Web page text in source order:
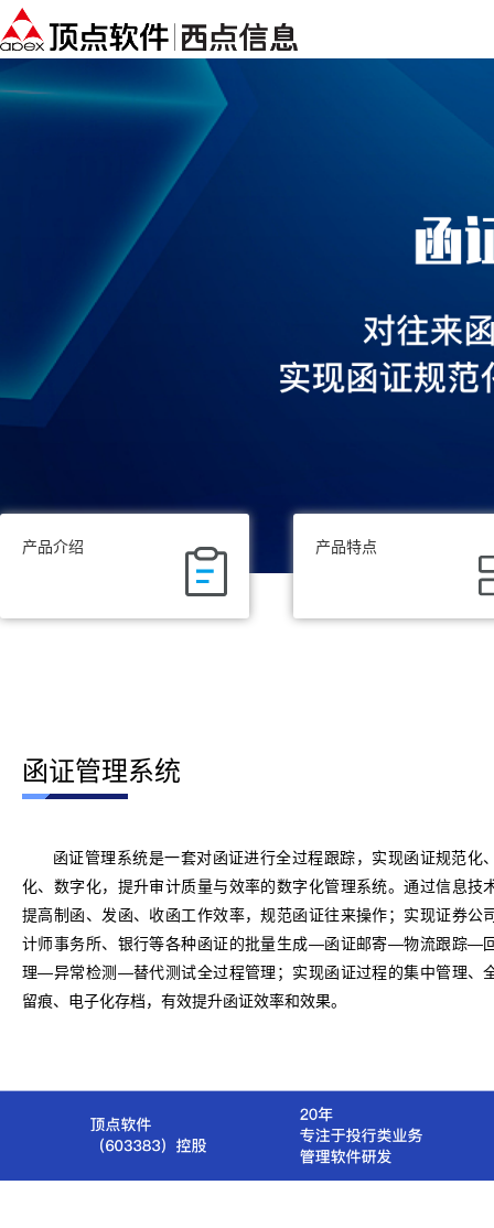
产品介绍 产品特点
函证管理系统
函证管理系统是一套对函证进行全过程跟踪，实现函证规范化
化、数字化，提升审计质量与效率的数字化管理系统。通过信息技
提高制函、发函、收函工作效率，规范函证往来操作；实现证券公
计师事务所、银行等各种函证的批量生成—函证邮寄—物流跟踪—
理—异常检测—替代测试全过程管理；实现函证过程的集中管理、
留痕、电子化存档，有效提升函证效率和效果。